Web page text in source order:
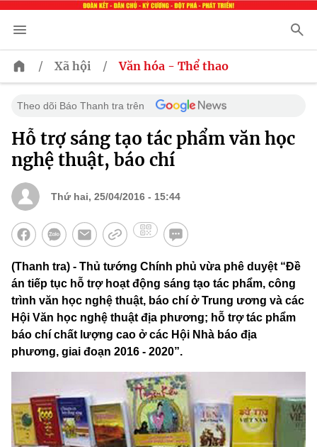
/ Xã hội / Văn hóa - Thể thao
Theo dõi Báo Thanh tra trên
Hỗ trợ sáng tạo tác phẩm văn học
nghệ thuật, báo chí
Thứ hai, 25/04/2016 - 15:44
(Thanh tra) - Thủ tướng Chính phủ vừa phê duyệt “Đề
án tiếp tục hỗ trợ hoạt động sáng tạo tác phẩm, công
trình văn học nghệ thuật, báo chí ở Trung ương và các
Hội Văn học nghệ thuật địa phương; hỗ trợ tác phẩm
báo chí chất lượng cao ở các Hội Nhà báo địa
phương, giai đoạn 2016 - 2020”.